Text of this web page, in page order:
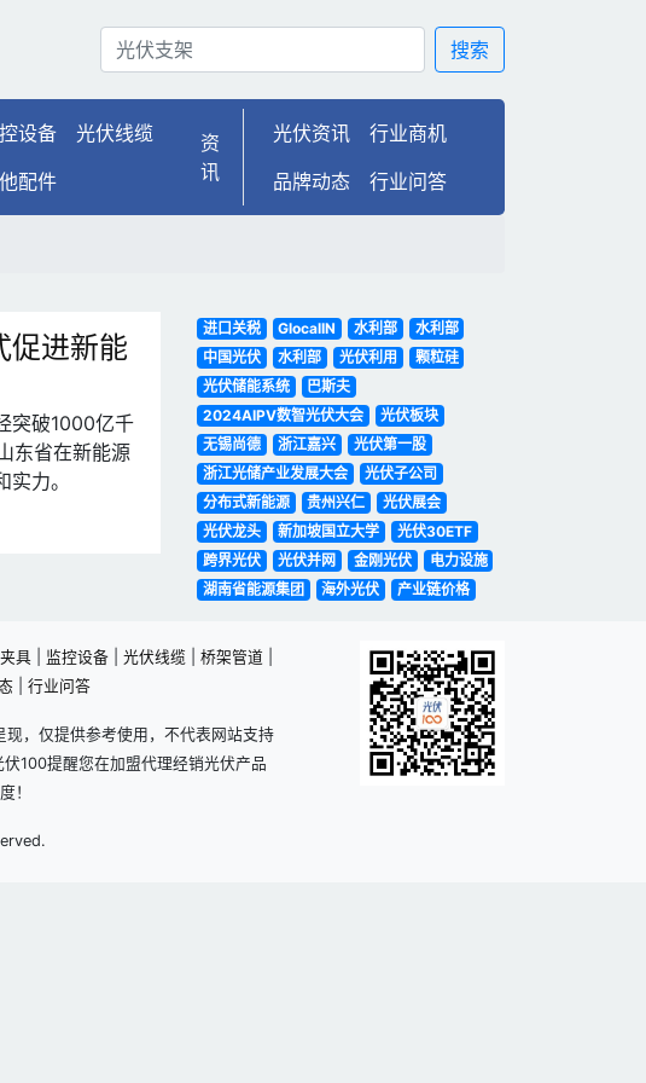
搜索
设备
光伏线缆
配件
资
讯
光伏资讯
行业商机
品牌动态
行业问答
促进新能
突破1000亿千
东省在新能源
力。
进口关税 GlocalIN 水利部
水利部
中国光伏
水利部 光伏利用
颗粒硅
光伏储能系统
巴斯夫
2024AIPV数智光伏大会
光伏板块
无锡尚德
浙江嘉兴
光伏第一股
浙江光储产业发展大会
光伏子公司
分布式新能源
贵州兴仁
光伏展会
光伏龙头
新加坡国立大学
光伏30ETF
跨界光伏
光伏并网 金刚光伏
电力设施
湖南省能源集团
海外光伏 产业链价格
具| 监控设备| 光伏线缆 桥架管道
| 行业问答
，仅提供参考使用，不代表网站支持
100提醒您在加盟代理经销光伏产品
！